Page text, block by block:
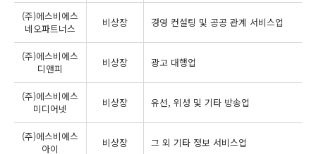
(주)에스비에스
네오파트너스
비상장 경영 컨설팅 및 공공 관계 서비스업
(주)에스비에스
디앤피
비상장 광고 대행업
(주)에스비에스
미디어넷
비상장 유선, 위성 및 기타 방송업
(주)에스비에스
아이
비상장 그 외 기타 정보 서비스업